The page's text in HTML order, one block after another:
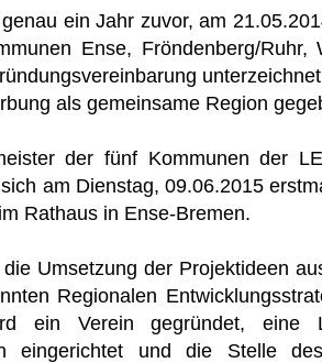
ein Jahr zuvor, am
Ense, Fröndenberg/Ruhr,
als gemeinsame Region
der fünf Kommunen der
am Dienstag, 09.06.2015
Rathaus in Ense-Bremen.
Umsetzung der Projektideen
Regionalen
ein Verein gegründet, eine
eingerichtet und die Stelle